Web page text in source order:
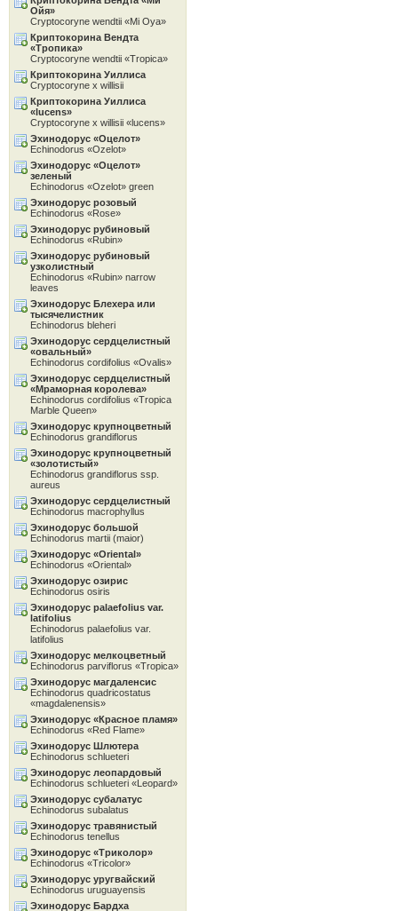
Ойя»
Cryptocoryne wendtii «Mi Oya»
Криптокорина Вендта
«Тропика»
Cryptocoryne wendtii «Tropica»
Криптокорина Уиллиса
Cryptocoryne x willisii
Криптокорина Уиллиса
«lucens»
Cryptocoryne x willisii «lucens»
Эхинодорус «Oцелот»
Echinodorus «Ozelot»
Эхинодорус «Oцелот»
зеленый
Echinodorus «Ozelot» green
Эхинодорус розовый
Echinodorus «Rose»
Эхинодорус рубиновый
Echinodorus «Rubin»
Эхинодорус рубиновый
узколистный
Echinodorus «Rubin» narrow
leaves
Эхинодорус Блехера или
тысячелистник
Echinodorus bleheri
Эхинодорус сердцелистный
«овальный»
Echinodorus cordifolius «Ovalis»
Эхинодорус сердцелистный
«Мраморная королева»
Echinodorus cordifolius «Tropica
Marble Queen»
Эхинодорус крупноцветный
Echinodorus grandiflorus
Эхинодорус крупноцветный
«золотистый»
Echinodorus grandiflorus ssp.
aureus
Эхинодорус сердцелистный
Echinodorus macrophyllus
Эхинодорус большой
Echinodorus martii (maior)
Эхинодорус «Oriental»
Echinodorus «Oriental»
Эхинодорус озирис
Echinodorus osiris
Эхинодорус palaefolius var.
latifolius
Echinodorus palaefolius var.
latifolius
Эхинодорус мелкоцветный
Echinodorus parviflorus «Tropica»
Эхинодорус магдаленсис
Echinodorus quadricostatus
«magdalenensis»
Эхинодорус «Красное пламя»
Echinodorus «Red Flame»
Эхинодорус Шлютера
Echinodorus schlueteri
Эхинодорус леопардовый
Echinodorus schlueteri «Leopard»
Эхинодорус субалатус
Echinodorus subalatus
Эхинодорус травянистый
Echinodorus tenellus
Эхинодорус «Tриколор»
Echinodorus «Tricolor»
Эхинодорус уругвайский
Echinodorus uruguayensis
Эхинодорус Бардха